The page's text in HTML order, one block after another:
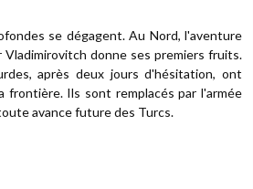
se dégagent. Au Nord, l'aventure
donne ses premiers fruits.
après deux jours d'hésitation, ont
Ils sont remplacés par l'armée
avance future des Turcs.